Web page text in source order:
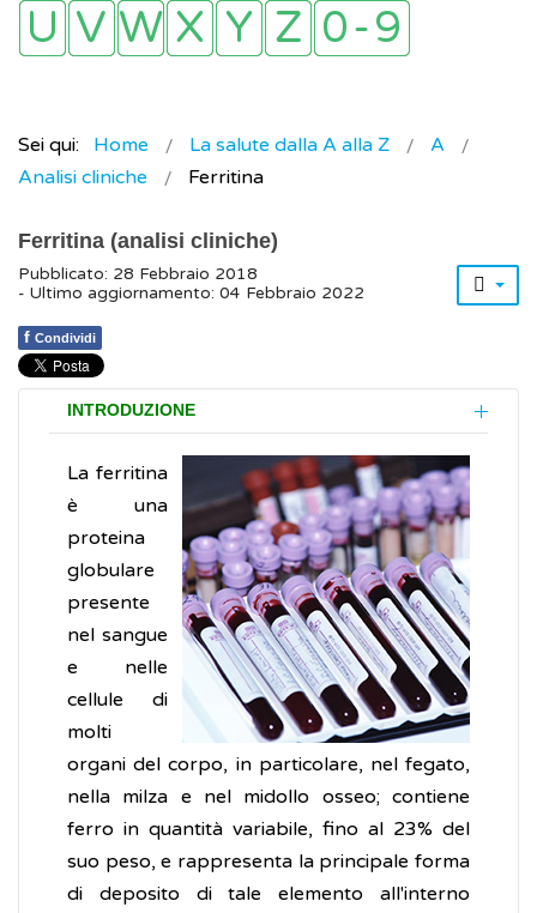
Sei qui: Home La salute dalla A alla Z
A
Analisi cliniche
Ferritina
Ferritina (analisi cliniche)
Pubblicato: 28 Febbraio 2018
- Ultimo aggiornamento: 04 Febbraio 2022
f Condividi
INTRODUZIONE
La ferritina
è una
proteina
globulare
presente
nel sangue
e nelle
cellule di
molti
organi del corpo, in particolare, nel fegato,
nella milza e nel midollo osseo; contiene
ferro in quantità variabile, fino al 23% del
suo peso, e rappresenta la principale forma
di deposito di tale elemento all'interno